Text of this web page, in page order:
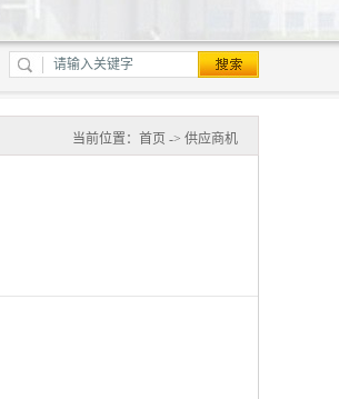
当前位置： 首页 -> 供应商机